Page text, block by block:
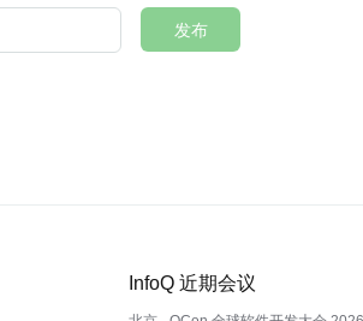
发布
InfoQ 近期会议